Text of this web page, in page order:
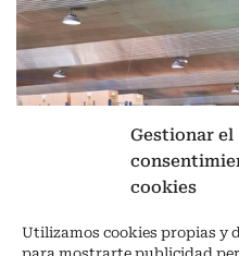
Gestionar el
cookies
Utilizamos cookies propias y
Ctra. A-3132, De Aguilar a A-